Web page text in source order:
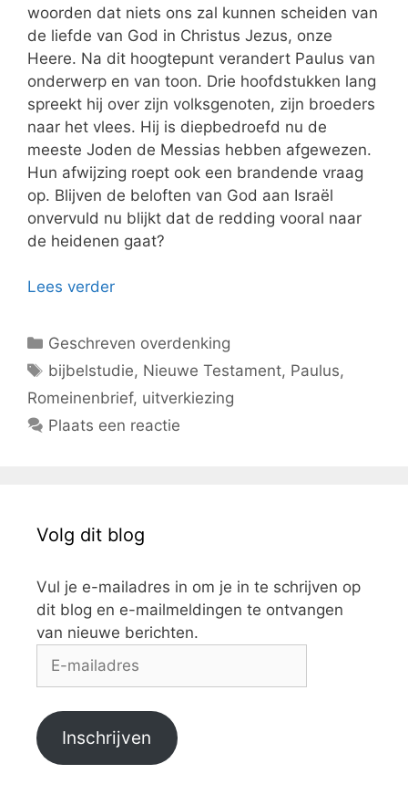
woorden dat niets ons zal kunnen scheiden van
de liefde van God in Christus Jezus, onze
Heere. Na dit hoogtepunt verandert Paulus van
onderwerp en van toon. Drie hoofdstukken lang
spreekt hij over zijn volksgenoten, zijn broeders
naar het vlees. Hij is diepbedroefd nu de
meeste Joden de Messias hebben afgewezen.
Hun afwijzing roept ook een brandende vraag
op. Blijven de beloften van God aan Israël
onvervuld nu blijkt dat de redding vooral naar
de heidenen gaat?
Lees verder
Categorieën
Geschreven overdenking
Tags
bijbelstudie, Nieuwe Testament, Paulus,
Romeinenbrief, uitverkiezing
Plaats een reactie
Volg dit blog
Vul je e-mailadres in om je in te schrijven op
dit blog en e-mailmeldingen te ontvangen
van nieuwe berichten.
Inschrijven